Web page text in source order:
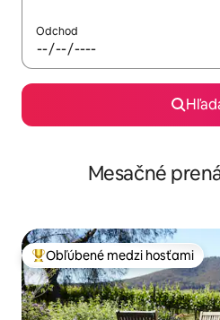
Odchod
Mesačné
Najobľúbenejšie medzi hosťami
Obľúbené medzi hosťami